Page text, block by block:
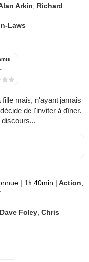
Arkin
Richard
Laws
mais, n'ayant jamais
de l'inviter à dîner.
discours...
| 1h 40min | Action
Dave Foley ,Chris